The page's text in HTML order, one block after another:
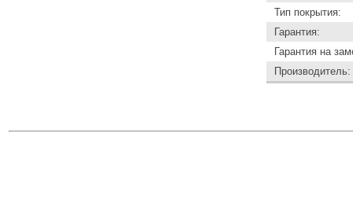
Тип покрытия:
Гарантия:
Гарантия на
Производитель: